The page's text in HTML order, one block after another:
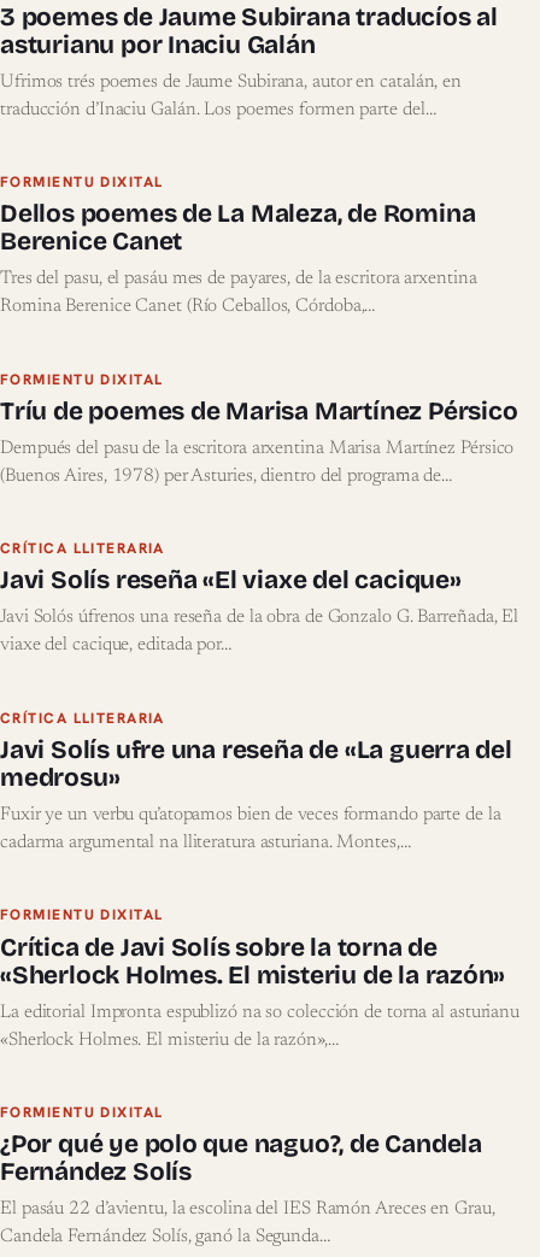
3 poemes de Jaume Subirana traducíos al
asturianu por Inaciu Galán
Ufrimos trés poemes de Jaume Subirana, autor en catalán, en
traducción d’Inaciu Galán. Los poemes formen parte del…
FORMIENTU DIXITAL
Dellos poemes de La Maleza, de Romina
Berenice Canet
Tres del pasu, el pasáu mes de payares, de la escritora arxentina
Romina Berenice Canet (Río Ceballos, Córdoba,…
FORMIENTU DIXITAL
Tríu de poemes de Marisa Martínez Pérsico
Dempués del pasu de la escritora arxentina Marisa Martínez Pérsico
(Buenos Aires, 1978) per Asturies, dientro del programa de…
CRÍTICA LLITERARIA
Javi Solís reseña «El viaxe del cacique»
Javi Solós úfrenos una reseña de la obra de Gonzalo G. Barreñada, El
viaxe del cacique, editada por…
CRÍTICA LLITERARIA
Javi Solís ufre una reseña de «La guerra del
medrosu»
Fuxir ye un verbu qu’atopamos bien de veces formando parte de la
cadarma argumental na lliteratura asturiana. Montes,…
FORMIENTU DIXITAL
Crítica de Javi Solís sobre la torna de
«Sherlock Holmes. El misteriu de la razón»
La editorial Impronta espublizó na so colección de torna al asturianu
«Sherlock Holmes. El misteriu de la razón»,…
FORMIENTU DIXITAL
¿Por qué ye polo que naguo?, de Candela
Fernández Solís
El pasáu 22 d’avientu, la escolina del IES Ramón Areces en Grau,
Candela Fernández Solís, ganó la Segunda…